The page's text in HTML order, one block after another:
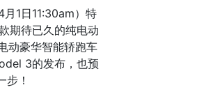
1日11:30am）特
期待已久的纯电动
动豪华智能轿跑车
3的发布，也预
！